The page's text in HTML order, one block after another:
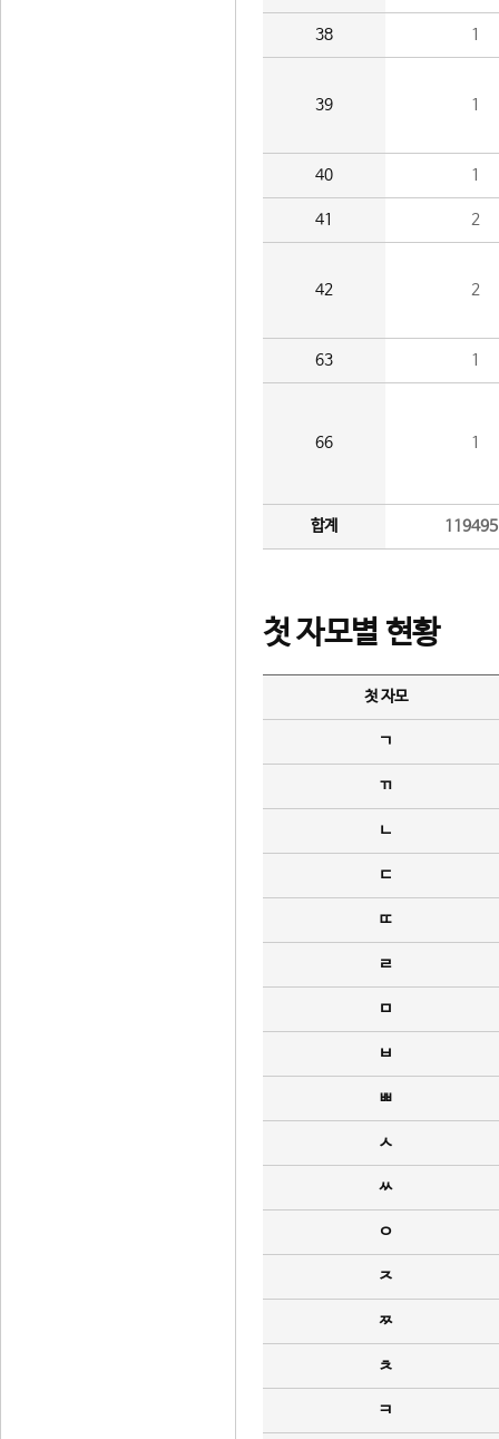
38 1
39 1
40 1
41 2
42 2
63 1
66 1
합계
첫 자모별 현황
첫 자모
ㄱ
ㄲ
ㄴ
ㄷ
ㄸ
ㄹ
ㅁ
ㅂ
ㅃ
ㅅ
ㅆ
ㅇ
ㅈ
ㅉ
ㅊ
ㅋ